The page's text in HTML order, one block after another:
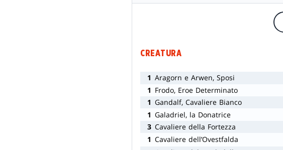
CREATURA
1 Aragorn e Arwen, Sposi
1 Frodo, Eroe Determinato
1 Gandalf, Cavaliere Bianco
1 Galadriel, la Donatrice
3 Cavaliere della Fortezza
1 Cavaliere dell’Ovestfalda